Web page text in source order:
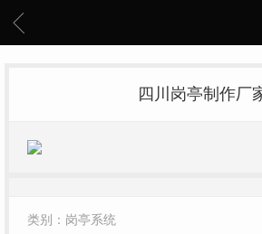
四川岗亭制作厂
类别：岗亭系统